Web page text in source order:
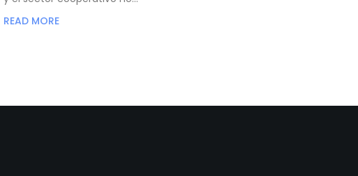
READ MORE